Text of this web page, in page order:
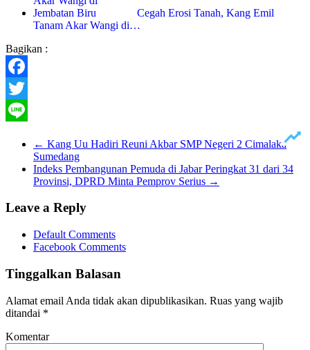
Cegah Erosi Tanah, Kang Emil
Tanam Akar Wangi di…
Bagikan :
Facebook
Twitter
← Kang Uu Hadiri Reuni Akbar SMP Negeri 2 Cimalaka
Sumedang
Indeks Pembangunan Pemuda di Jabar Peringkat 31 dari 34
Provinsi, DPRD Minta Pemprov Serius →
Leave a Reply
Default Comments
Facebook Comments
Tinggalkan Balasan
Alamat email Anda tidak akan dipublikasikan. Ruas yang wajib
ditandai *
Komentar